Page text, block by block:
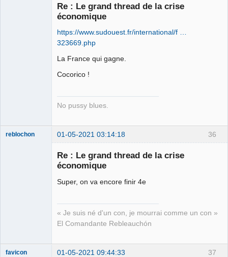
Re : Le grand thread de la crise
économique
https://www.sudouest.fr/international/f …
323669.php
La France qui gagne.
Cocorico !
No pussy blues.
36
reblochon 01-05-2021 03:14:18
Re : Le grand thread de la crise
économique
Super, on va encore finir 4e
« Je suis né d'un con, je mourrai comme un con »
El Comandante Rebleauchón
37
favicon 01-05-2021 09:44:33